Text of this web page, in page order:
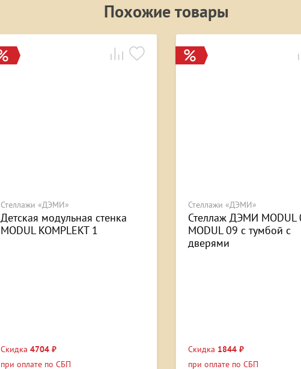
Похожие товары
Стеллажи «ДЭМИ»
Детская модульная стенка
MODUL KOMPLEKT 1
Скидка 4704 ₽
при оплате по СБП
Стеллажи «ДЭМИ»
Стеллаж ДЭМИ MODUL
MODUL 09 с тумбой с
дверями
Скидка 1844 ₽
при оплате по СБП